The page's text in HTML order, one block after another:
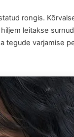
rongis.
leitakse
varjamise